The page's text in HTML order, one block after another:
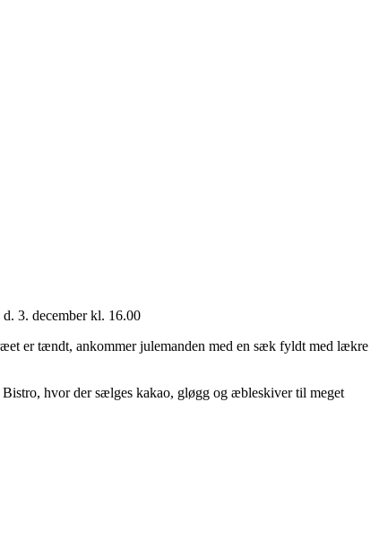
3. december kl. 16.00
er tændt, ankommer julemanden med en sæk fyldt med lækre
hvor der sælges kakao, gløgg og æbleskiver til meget